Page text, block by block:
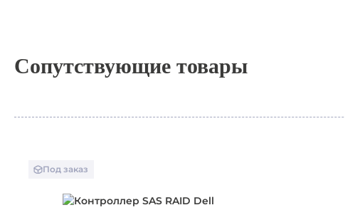
Сопутствующие товары
Под заказ